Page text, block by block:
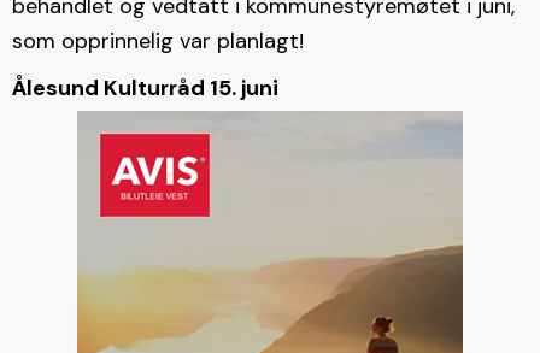
behandlet og vedtatt i kommunestyremøtet i juni,
som opprinnelig var planlagt!
Ålesund Kulturråd 15. juni